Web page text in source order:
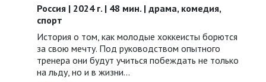
Россия | 2024 г. | 48 мин. | драма, комедия,
спорт
История о том, как молодые хоккеисты борются
за свою мечту. Под руководством опытного
тренера они будут учиться побеждать не только
на льду, но и в жизни…